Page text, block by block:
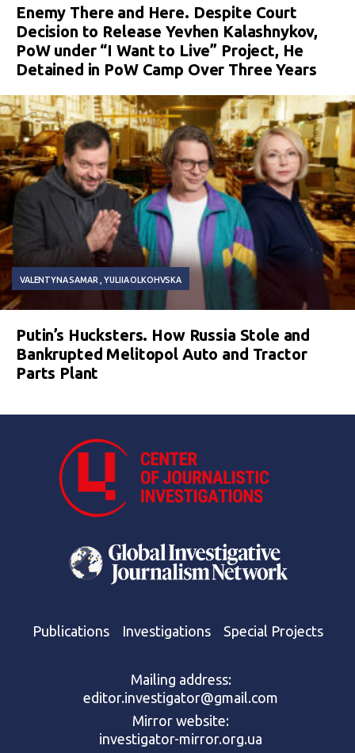
Enemy There and Here. Despite Court
Decision to Release Yevhen Kalashnykov,
PoW under “I Want to Live” Project, He
Detained in PoW Camp Over Three Years
VALENTYNA SAMAR YULIIA OLKOHVSKA
Putin’s Hucksters. How Russia Stole and
Bankrupted Melitopol Auto and Tractor
Parts Plant
Publications Investigations Special Projects
Mailing address:
editor.investigator@gmail.com
Mirror website:
investigator-mirror.org.ua